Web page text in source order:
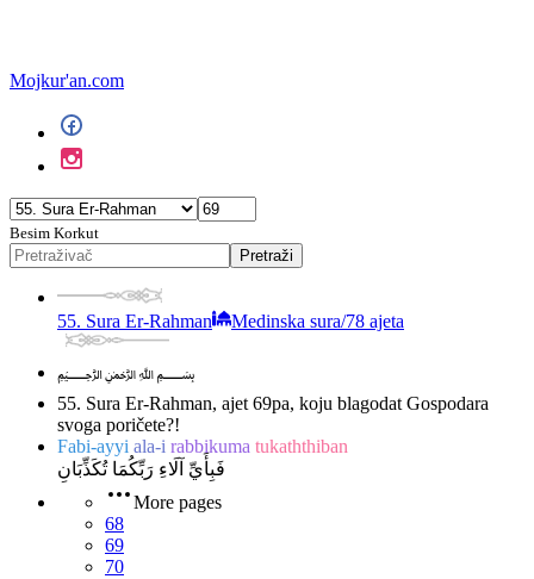
Mojkur'an.com
Besim Korkut
Pretraži
55. Sura Er-Rahman Medinska sura/78 ajeta
﷽
55. Sura Er-Rahman, ajet 69pa, koju blagodat Gospodara
svoga poričete?!
Fabi-ayyi ala-i rabbikuma tukaththiban
فَبِأَيِّ آلَاءِ رَبِّكُمَا تُكَذِّبَانِ
More pages
68
69
70